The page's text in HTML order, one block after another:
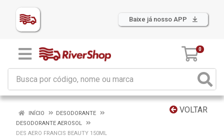
Baixe já nosso APP
0
VOLTAR
INÍCIO
DESODORANTE
DESODORANTE AEROSOL
DES AERO FRANCIS BEAUTY 150ML